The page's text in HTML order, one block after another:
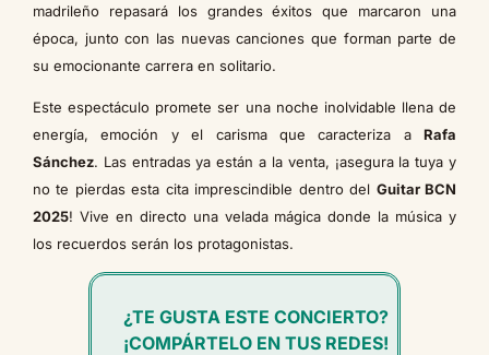
madrileño repasará los grandes éxitos que marcaron una
época, junto con las nuevas canciones que forman parte de
su emocionante carrera en solitario.
Este espectáculo promete ser una noche inolvidable llena de
energía, emoción y el carisma que caracteriza a Rafa
Sánchez. Las entradas ya están a la venta, ¡asegura la tuya y
no te pierdas esta cita imprescindible dentro del Guitar BCN
2025! Vive en directo una velada mágica donde la música y
los recuerdos serán los protagonistas.
¿TE GUSTA ESTE CONCIERTO?
¡COMPÁRTELO EN TUS REDES!